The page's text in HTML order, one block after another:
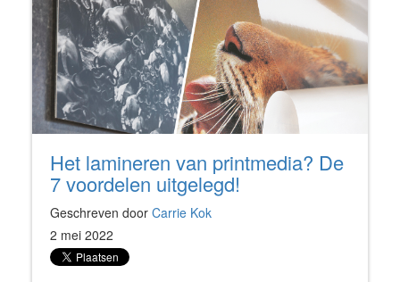
Het lamineren van printmedia? De
7 voordelen uitgelegd!
Geschreven door Carrie Kok
2 mei 2022